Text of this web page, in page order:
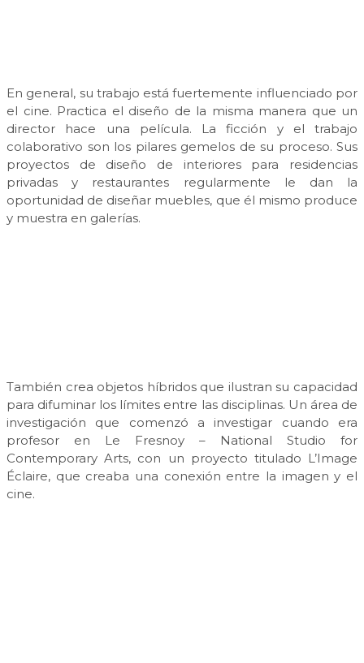
En general, su trabajo está fuertemente influenciado por
el cine. Practica el diseño de la misma manera que un
director hace una película. La ficción y el trabajo
colaborativo son los pilares gemelos de su proceso. Sus
proyectos de diseño de interiores para residencias
privadas y restaurantes regularmente le dan la
oportunidad de diseñar muebles, que él mismo produce
y muestra en galerías.
También crea objetos híbridos que ilustran su capacidad
para difuminar los límites entre las disciplinas. Un área de
investigación que comenzó a investigar cuando era
profesor en Le Fresnoy – National Studio for
Contemporary Arts, con un proyecto titulado L’Image
Éclaire, que creaba una conexión entre la imagen y el
cine.